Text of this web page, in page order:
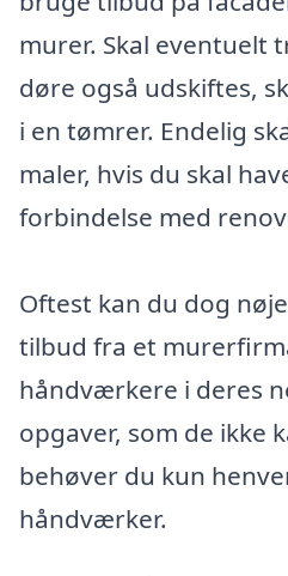
murer. Skal
døre også udskiftes,
i en tømrer. Endelig
maler, hvis du skal
forbindelse med
Oftest kan du dog
tilbud fra et
håndværkere i deres
opgaver, som de ikke
behøver du kun
håndværker.